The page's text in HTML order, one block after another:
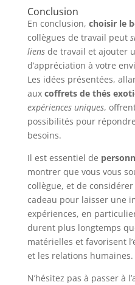
Conclusion
En conclusion, choisir le
collègues de travail peut
liensde travail et ajouter
d’appréciation à votre
Les idées présentées,
aux coffrets de thés
expériences uniques,
possibilités pour
besoins.
Il est essentiel de
montrer que vous vous
collègue, et de considérer
cadeau pour laisser une
expériences, en
durent plus longtemps
matérielles et favorisent
et les relations humaines.
N’hésitez pas à passer à